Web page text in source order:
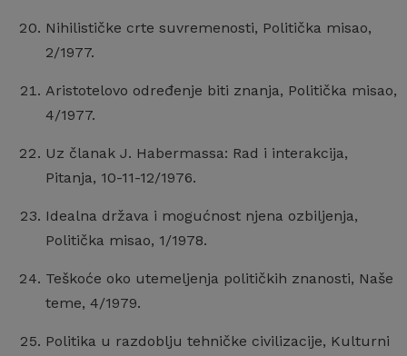
Nihilističke crte suvremenosti, Politička misao,
2/1977.
Aristotelovo određenje biti znanja, Politička misao,
4/1977.
Uz članak J. Habermassa: Rad i interakcija,
Pitanja, 10-11-12/1976.
Idealna država i mogućnost njena ozbiljenja,
Politička misao, 1/1978.
Teškoće oko utemeljenja političkih znanosti, Naše
teme, 4/1979.
Politika u razdoblju tehničke civilizacije, Kulturni